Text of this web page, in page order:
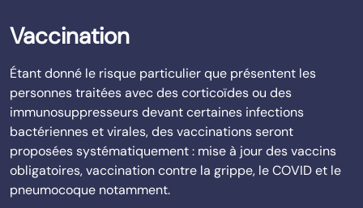
Vaccination
Étant donné le risque particulier que présentent les
personnes traitées avec des corticoïdes ou des
immunosuppresseurs devant certaines infections
bactériennes et virales, des vaccinations seront
proposées systématiquement : mise à jour des vaccins
obligatoires, vaccination contre la grippe, le COVID et le
pneumocoque notamment.